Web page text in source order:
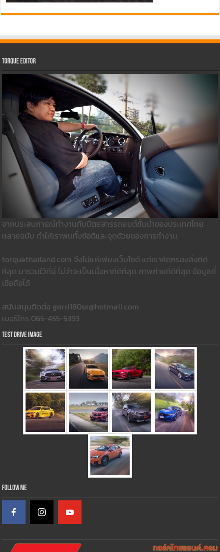
Torque Editor
จากประสบการณ์ทำงานกับนิตยสารรถยนต์ชั้นนำของประเทศไทย
หลายฉบับ ทำให้เราพบทั้งข้อดีและจุดด้วยของการทำงาน
torquethailand.com จึงไม่แค่เพียงเว็บไซต์ แต่เราคัดกรองสิ่งที่ดี
ที่สุด มารวมใว้ที่นี่ ไม่ว่าจะเป็นเนื้อหาที่ดีที่สุด ภาพถ่ายที่ดีที่สุด ข้อมูลที่
เชื่อถือได้
สนับสนุนติดต่อ gorri180sx@hotmail.com
เบอร์โทร 065-455-5393
Test Drive Image
Follow Me